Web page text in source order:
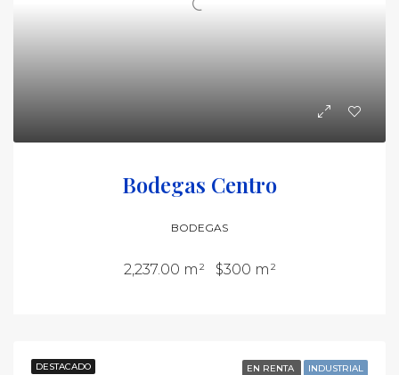
Bodegas Centro
BODEGAS
2,237.00 m² $300 m²
DESTACADO EN RENTA INDUSTRIAL